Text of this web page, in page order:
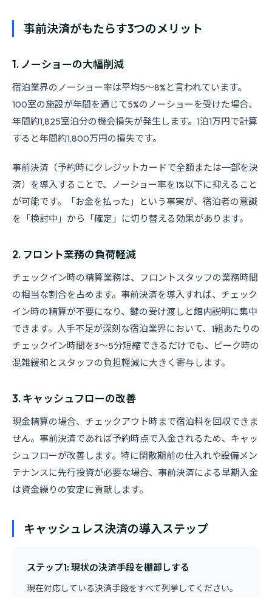
事前決済がもたらす3つのメリット
1. ノーショーの大幅削減
宿泊業界のノーショー率は平均5〜8%と言われています。
100室の施設が年間を通じて5%のノーショーを受けた場合、
年間約1,825室泊分の機会損失が発生します。1泊1万円で計算
すると年間約1,800万円の損失です。
事前決済（予約時にクレジットカードで全額または一部を決
済）を導入することで、ノーショー率を1%以下に抑えること
が可能です。「お金を払った」という事実が、宿泊者の意識
を「検討中」から「確定」に切り替える効果があります。
2. フロント業務の負荷軽減
チェックイン時の精算業務は、フロントスタッフの業務時間
の相当な割合を占めます。事前決済を導入すれば、チェック
イン時の精算が不要になり、鍵の受け渡しと館内説明に集中
できます。人手不足が深刻な宿泊業界において、1組あたりの
チェックイン時間を3〜5分短縮できるだけでも、ピーク時の
混雑緩和とスタッフの負担軽減に大きく寄与します。
3. キャッシュフローの改善
現金精算の場合、チェックアウト時まで宿泊料を回収できま
せん。事前決済であれば予約時点で入金されるため、キャッ
シュフローが改善します。特に閑散期前の仕入れや設備メン
テナンスに先行投資が必要な場合、事前決済による早期入金
は資金繰りの安定に貢献します。
キャッシュレス決済の導入ステップ
ステップ1: 現状の決済手段を棚卸しする
現在対応している決済手段をすべて列挙してください。